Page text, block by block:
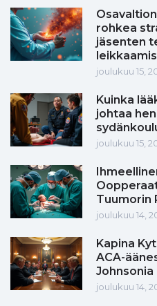
rohkea
jäsenten
joulukuu 15,
Kuinka
johtaa
joulukuu 15,
Tuumorin
joulukuu 14,
Kapina
ACA-
Johnsonia
joulukuu 14,